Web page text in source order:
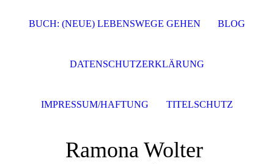
Ramona Wolter
BUCH: (NEUE) LEBENSWEGE GEHEN BLOG
DATENSCHUTZERKLÄRUNG
IMPRESSUM/HAFTUNG TITELSCHUTZ